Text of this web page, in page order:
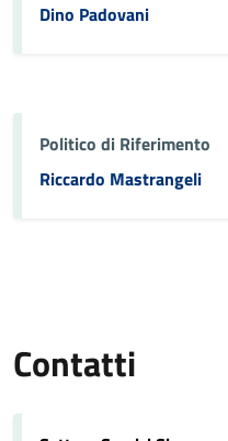
Dino Padovani
Politico di Riferimento
Riccardo Mastrangeli
Contatti